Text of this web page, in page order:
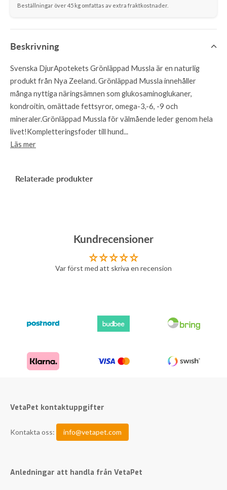
Beställningar över 45 kg omfattas av extra fraktkostnader.
Beskrivning
Svenska DjurApotekets Grönläppad Mussla är en naturlig
produkt från Nya Zeeland. Grönläppad Mussla innehåller
många nyttiga näringsämnen som glukosaminoglukaner,
kondroitin, omättade fettsyror, omega-3,-6, -9 och
mineraler.Grönläppad Mussla för välmående leder genom hela
livet!Kompletteringsfoder till hund...
Läs mer
Relaterade produkter
Kundrecensioner
Var först med att skriva en recension
VetaPet kontaktuppgifter
Kontakta oss: info@vetapet.com
Anledningar att handla från VetaPet